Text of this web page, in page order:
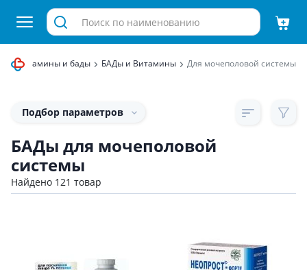
Витамины и бады БАДы и Витамины Для мочеполовой системы
Подбор параметров
БАДы для мочеполовой
системы
Найдено 121 товар